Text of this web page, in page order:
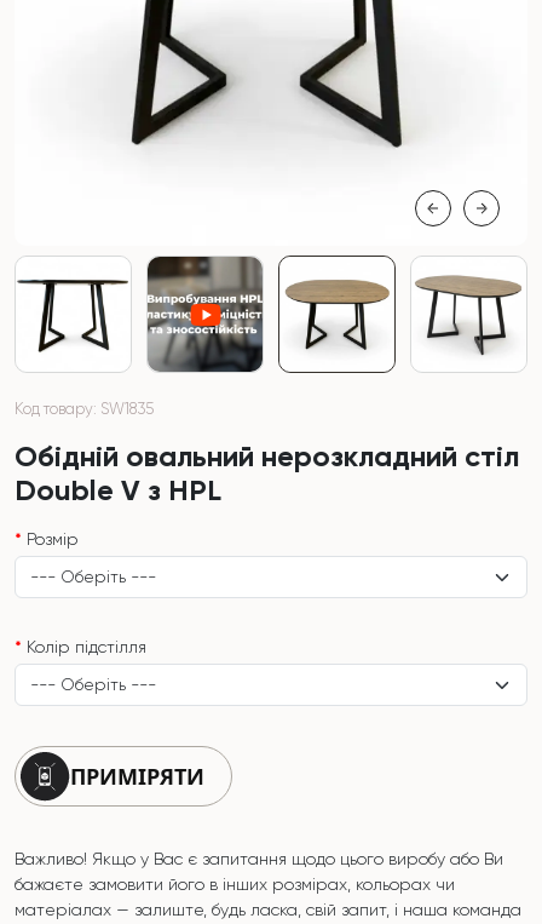
Код товару: SW1835
Обідній овальний нерозкладний стіл
Double V з HPL
Розмір
Колір підстілля
ПРИМІРЯТИ
Важливо! Якщо у Вас є запитання щодо цього виробу або Ви
бажаєте замовити його в інших розмірах, кольорах чи
матеріалах — залиште, будь ласка, свій запит, і наша команда